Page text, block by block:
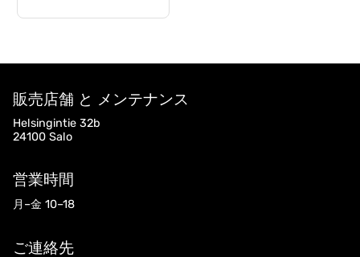
販売店舗 と メンテナンス
Helsingintie 32b
24100 Salo
営業時間
月–金 10–18
ご連絡先